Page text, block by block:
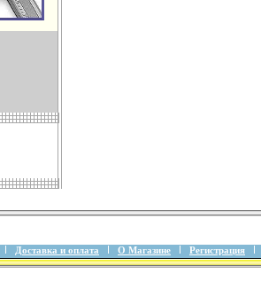
Доставка и оплата О Магазине Регистрация